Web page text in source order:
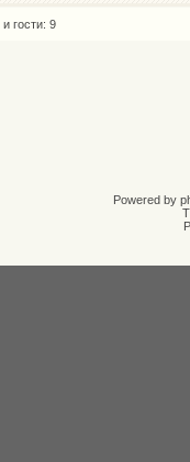
и гости: 9
Powered by